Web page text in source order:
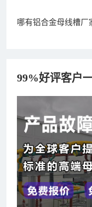
哪有铝合金母线槽厂
99%好评客户
182xxxx4350 秦女士
156xxxx3534 郭先生
192xxxx2920 周先生
189xxxx6562 王先生
190xxxx3508 徐女